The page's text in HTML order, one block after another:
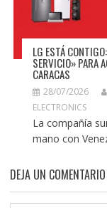
LG ESTÁ
SERVICIO» PARA
CARACAS
28/07/2026
ELECTRONICS
La compañía
mano con
DEJA UN COMENTARIO